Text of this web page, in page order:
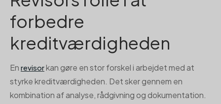
forbedre
kreditværdigheden
En revisorkan gøre en stor forskel i arbejdet med at
styrke kreditværdigheden. Det sker gennem en
kombination af analyse, rådgivning og dokumentation.